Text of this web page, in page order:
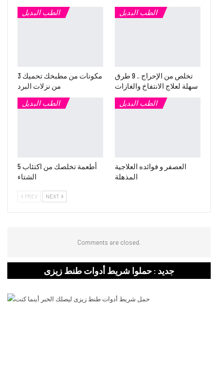
الطب البديل
3 مكونات من مطبخك تحميك
من نزلات البرد
الطب البديل
تخلص من الإحراج .. 9 طرق
سهلة لعلاج الانتفاخ والغازات
الطب البديل
5 أطعمة تخلصك من اكتئاب
الشتاء
الطب البديل
العصفر و فوائده العلاجية
المذهلة
PREV NEXT
Comments are closed.
جديد : حملوا شريط أدوات طنط زيزى